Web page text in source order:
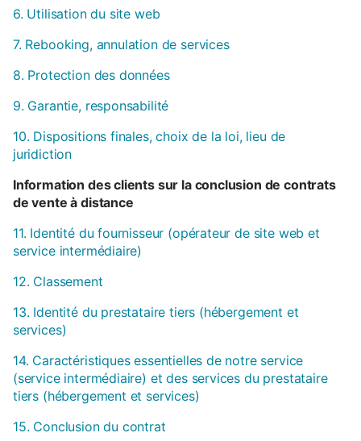
6. Utilisation du site web
7. Rebooking, annulation de services
8. Protection des données
9. Garantie, responsabilité
10. Dispositions finales, choix de la loi, lieu de
juridiction
Information des clients sur la conclusion de contrats
de vente à distance
11. Identité du fournisseur (opérateur de site web et
service intermédiaire)
12. Classement
13. Identité du prestataire tiers (hébergement et
services)
14. Caractéristiques essentielles de notre service
(service intermédiaire) et des services du prestataire
tiers (hébergement et services)
15. Conclusion du contrat